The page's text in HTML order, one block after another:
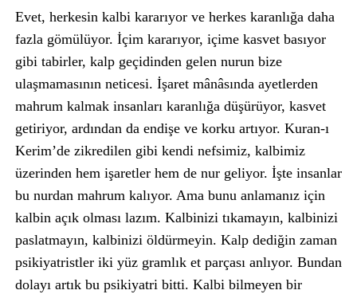
Evet, herkesin kalbi kararıyor ve herkes karanlığa daha
fazla gömülüyor. İçim kararıyor, içime kasvet basıyor
gibi tabirler, kalp geçidinden gelen nurun bize
ulaşmamasının neticesi. İşaret mânâsında ayetlerden
mahrum kalmak insanları karanlığa düşürüyor, kasvet
getiriyor, ardından da endişe ve korku artıyor. Kuran-ı
Kerim’de zikredilen gibi kendi nefsimiz, kalbimiz
üzerinden hem işaretler hem de nur geliyor. İşte insanlar
bu nurdan mahrum kalıyor. Ama bunu anlamanız için
kalbin açık olması lazım. Kalbinizi tıkamayın, kalbinizi
paslatmayın, kalbinizi öldürmeyin. Kalp dediğin zaman
psikiyatristler iki yüz gramlık et parçası anlıyor. Bundan
dolayı artık bu psikiyatri bitti. Kalbi bilmeyen bir